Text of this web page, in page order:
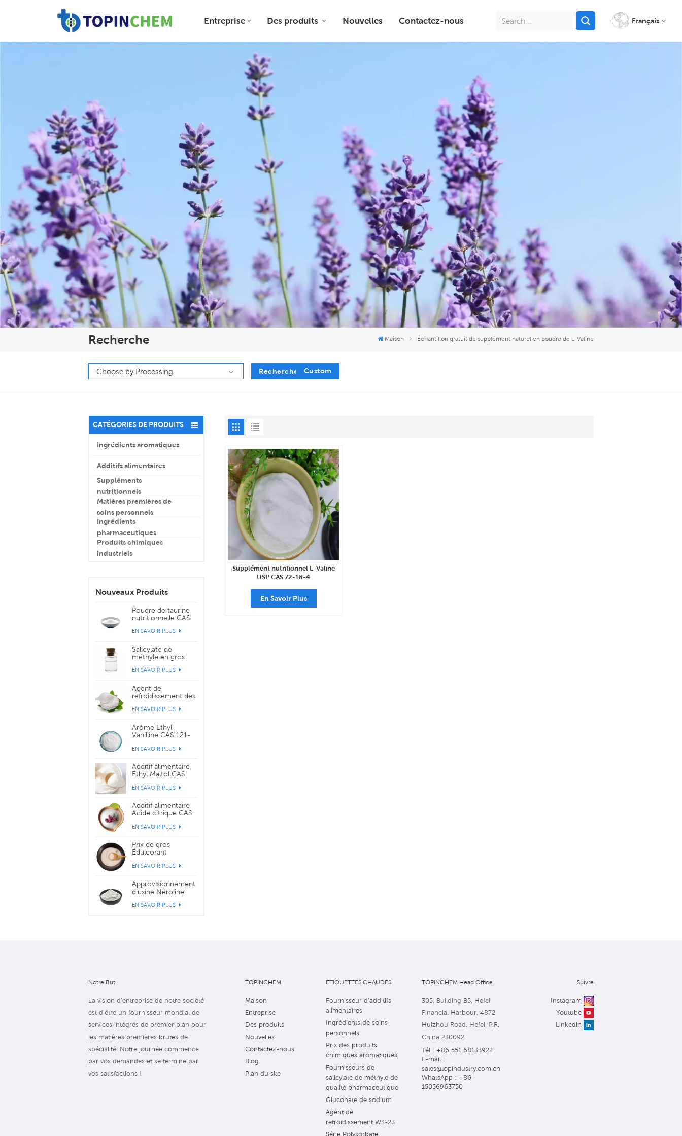
Entreprise Des produits Nouvelles Contactez-nous Français
Recherche Maison Échantillon gratuit de supplément naturel en poudre de L-Valine
Recherche Custom
CATÉGORIES DE PRODUITS
Ingrédients aromatiques
Additifs alimentaires
Suppléments
nutritionnels
Matières premières de
soins personnels
Ingrédients
pharmaceutiques
Produits chimiques
industriels
Nouveaux Produits
Poudre de taurine
nutritionnelle CAS
EN SAVOIR PLUS
Salicylate de
méthyle en gros
EN SAVOIR PLUS
Agent de
refroidissement des
WS-3 CAS 39711-
EN SAVOIR PLUS
Arôme Ethyl
Vanilline CAS 121-
EN SAVOIR PLUS
Additif alimentaire
Ethyl Maltol CAS
EN SAVOIR PLUS
Additif alimentaire
Acide citrique CAS
EN SAVOIR PLUS
Prix de gros
Édulcorant
56038-13-2
EN SAVOIR PLUS
Approvisionnement
d'usine Neroline
04-9
EN SAVOIR PLUS
Supplément nutritionnel L-Valine
USP CAS 72-18-4
En Savoir Plus
Notre But
La vision d'entreprise de notre société
est d'être un fournisseur mondial de
services intégrés de premier plan pour
les matières premières brutes de
spécialité. Notre journée commence
par vos demandes et se termine par
vos satisfactions !
TOPINCHEM
Maison
Entreprise
Des produits
Nouvelles
Contactez-nous
Blog
Plan du site
ÉTIQUETTES CHAUDES
Fournisseur d'additifs
alimentaires
Ingrédients de soins
personnels
Prix des produits
chimiques aromatiques
Fournisseurs de
salicylate de méthyle de
qualité pharmaceutique
Gluconate de sodium
Agent de
refroidissement WS-23
Série Polysorbate
TOPINCHEM Head Office
305, Building B5, Hefei
Financial Harbour, 4872
Huizhou Road, Hefei, P.R.
China 230092
Tél : +86 551 68133922
E-mail :
sales@topindustry.com.cn
WhatsApp : +86-
15056963750
Suivre
Instagram
Youtube
Linkedin